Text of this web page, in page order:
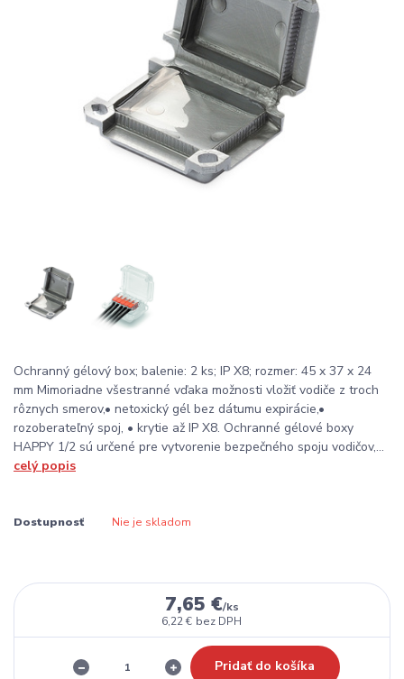
Ochranný gélový box; balenie: 2 ks; IP X8; rozmer: 45 x 37 x 24
mm Mimoriadne všestranné vďaka možnosti vložiť vodiče z troch
rôznych smerov,• netoxický gél bez dátumu expirácie,•
rozoberateľný spoj, • krytie až IP X8. Ochranné gélové boxy
HAPPY 1/2 sú určené pre vytvorenie bezpečného spoju vodičov,...
celý popis
Dostupnosť Nie je skladom
7,65 €/ks
6,22 € bez DPH
Pridať do košíka